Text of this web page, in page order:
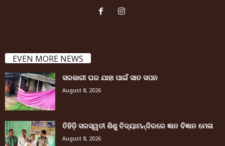
EVEN MORE NEWS
ସରକାରୀ ଘର ଯାହା ପାଇଁ ସାତ ସପନ
August 8, 2026
ତିହିଡି଼ ସରସ୍ୱତୀ ଶିଶୁ ବିଦ୍ୟାମନ୍ଦିରରେ ଜ୍ଞାନ ବିଜ୍ଞାନ ମେଳା
August 8, 2026